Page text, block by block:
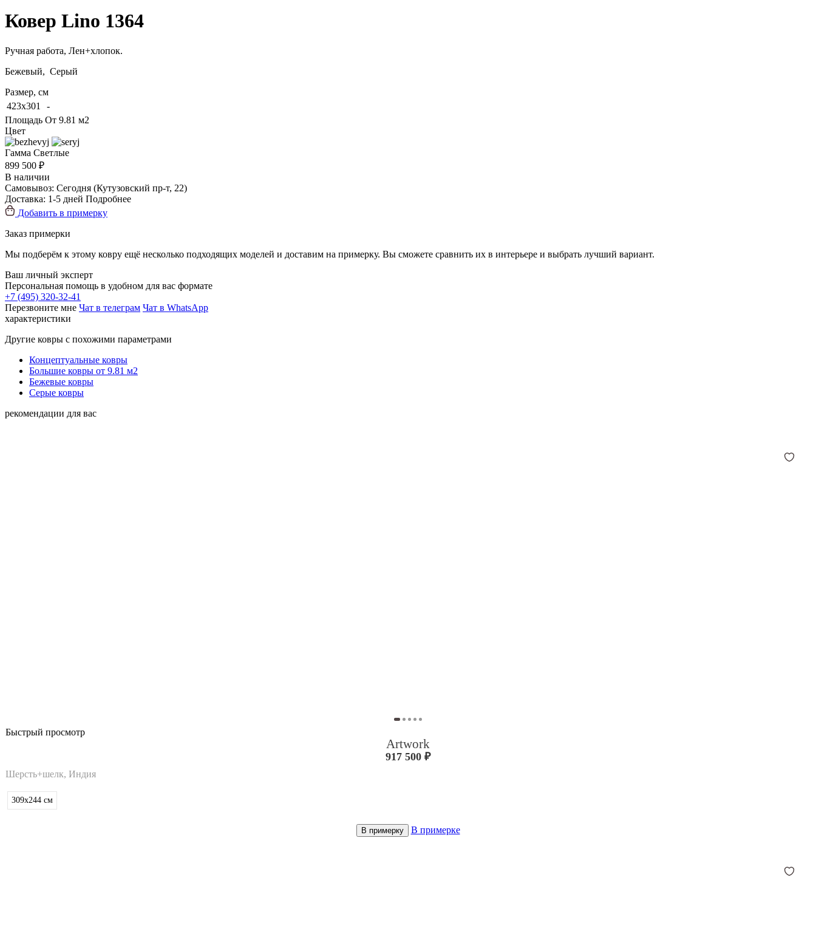
Ковер Lino 1364
Ручная работа, Лен+хлопок.
Бежевый, Серый
Размер, см
423x301
-
Площадь От 9.81 м2
Цвет
Гамма Светлые
899 500 ₽
В наличии
Самовывоз: Сегодня (Кутузовский пр-т, 22)
Доставка: 1-5 дней Подробнее
Добавить в примерку
Заказ примерки
Мы подберём к этому ковру ещё несколько подходящих моделей и доставим на примерку. Вы сможете сравнить их в интерьере и выбрать лучший вариант.
Ваш личный эксперт
Персональная помощь в удобном для вас формате
+7 (495) 320-32-41
Перезвоните мне Чат в телеграм Чат в WhatsApp
характеристики
Другие ковры с похожими параметрами
Концептуальные ковры
Большие ковры от 9.81 м2
Бежевые ковры
Серые ковры
рекомендации для вас
Быстрый просмотр
Artwork
917 500 ₽
Шерсть+шелк, Индия
309x244 см
В примерку В примерке